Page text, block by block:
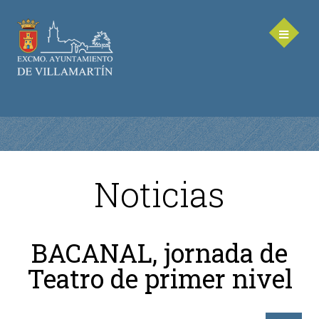
Equipo de Gobierno
Corporación Municipal - Legislatura 2023-2027
Noticias
BACANAL, jornada de
Teatro de primer nivel